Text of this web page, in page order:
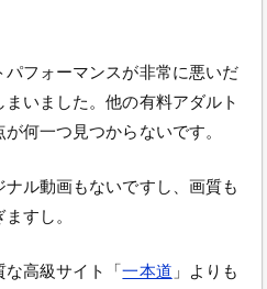
フォーマンスが非常に悪いだ
いました。他の有料アダルト
何一つ見つからないです。
ル動画もないですし、画質も
すし。
な高級サイト「一本道 」よりも